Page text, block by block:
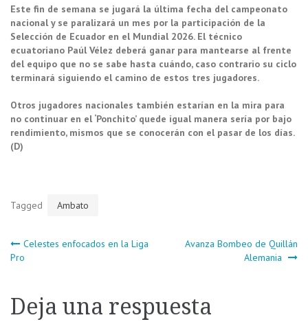
Este fin de semana se jugará la última fecha del campeonato
nacional y se paralizará un mes por la participación de la
Selección de Ecuador en el Mundial 2026. El técnico
ecuatoriano Paúl Vélez deberá ganar para mantearse al frente
del equipo que no se sabe hasta cuándo, caso contrario su ciclo
terminará siguiendo el camino de estos tres jugadores.
Otros jugadores nacionales también estarían en la mira para
no continuar en el ‘Ponchito’ quede igual manera sería por bajo
rendimiento, mismos que se conocerán con el pasar de los días.
(D)
Tagged Ambato
Navegación
entradas
Celestes enfocados en la Liga
Pro
Avanza Bombeo de Quillán
Alemania
Deja una respuesta